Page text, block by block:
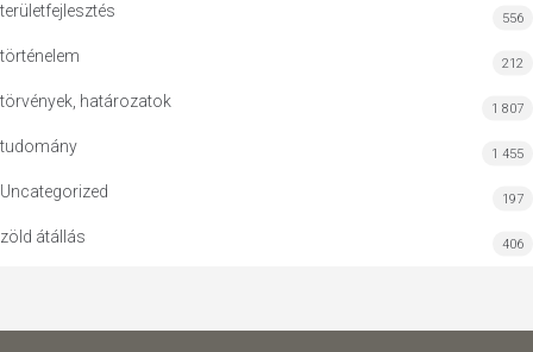
területfejlesztés 556
történelem 212
törvények, határozatok 1 807
tudomány 1 455
Uncategorized 197
zöld átállás 406